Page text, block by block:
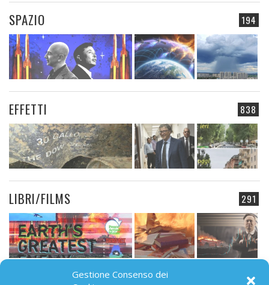
Gestione Consenso dei
194
SPAZIO
838
EFFETTI
291
LIBRI/FILMS